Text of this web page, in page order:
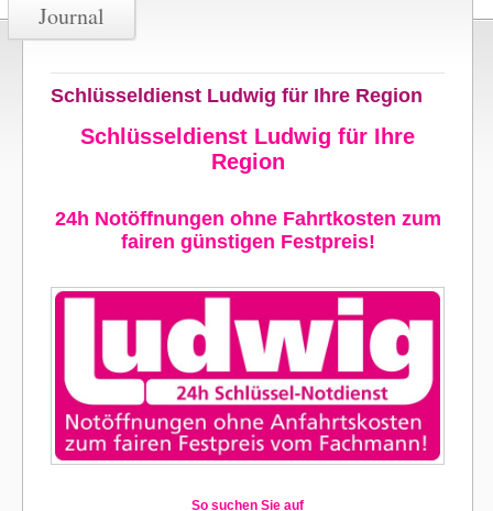
Journal
Schlüsseldienst Ludwig für Ihre Region
Schlüsseldienst Ludwig für Ihre
Region
24h Notöffnungen ohne Fahrtkosten zum
fairen günstigen Festpreis!
So suchen Sie auf